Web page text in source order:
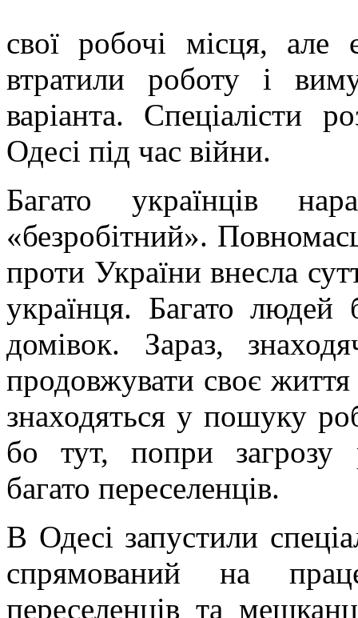
свої робочі місця, але
втратили роботу і
варіанта. Спеціалісти
Одесі під час війни.
Багато українців
«безробітний».
проти України внесла
українця. Багато людей
домівок. Зараз,
продовжувати своє
знаходяться у пошуку
бо тут, попри загрозу
багато переселенців.
В Одесі запустили
спрямований на
переселенців та